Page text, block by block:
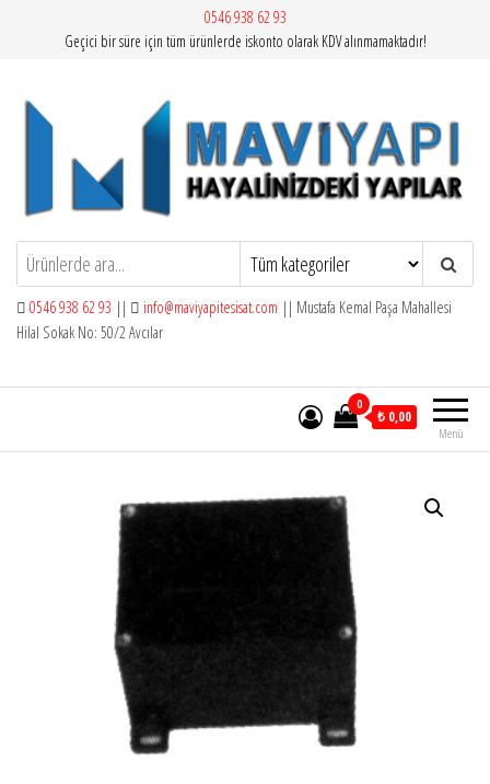
0546 938 62 93
Geçici bir süre için tüm ürünlerde iskonto olarak KDV alınmamaktadır!
Mavi Yapı | Vitra Artema
0546 938 62 93 || info@maviyapitesisat.com || Mustafa Kemal Paşa Mahallesi
Hilal Sokak No: 50/2 Avcılar
Menü
0
₺ 0,00